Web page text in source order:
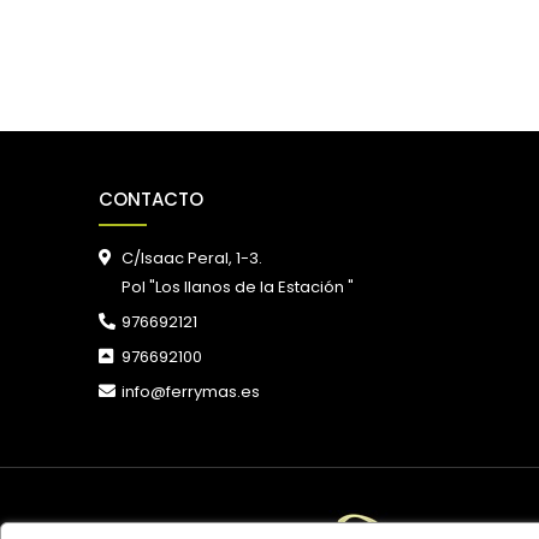
CONTACTO
C/Isaac Peral, 1-3.
Pol "Los llanos de la Estación "
976692121
976692100
info@ferrymas.es